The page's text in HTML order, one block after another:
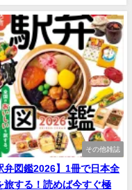
その他雑誌
弁図鑑2026】1冊で日本全
旅する！読めば今すぐ極